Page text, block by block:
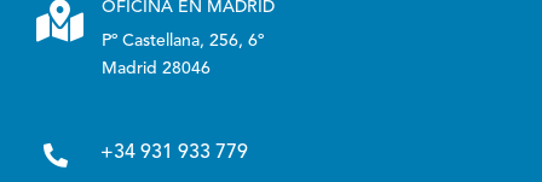

OFICINA EN MADRID
Pº Castellana, 256, 6º
Madrid 28046
 +34 931 933 779